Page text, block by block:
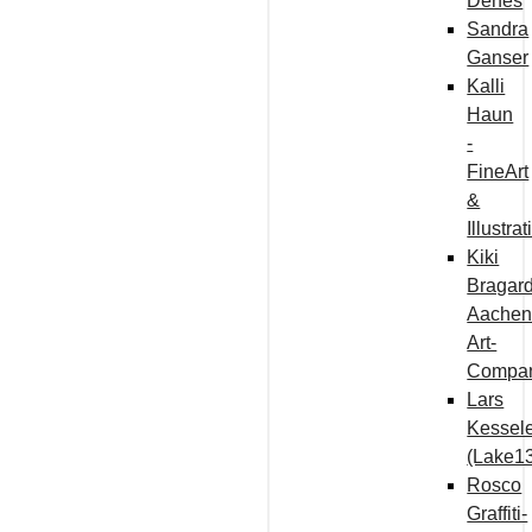
Sandra
Ganser
Kalli
Haun
-
FineArt
&
Kiki
Art-
Lars
Rosco
Graffiti-